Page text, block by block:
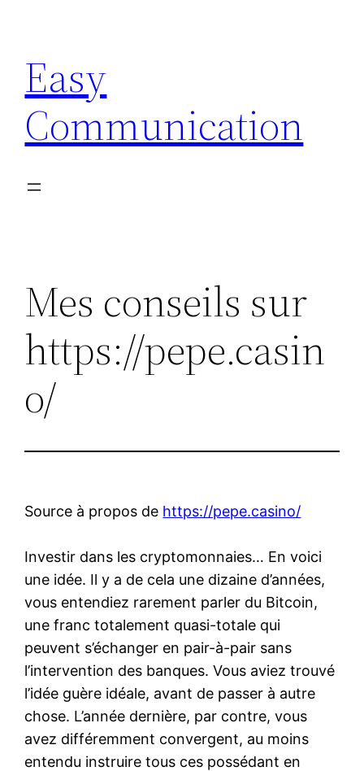
contenu
Easy
Communication
Mes conseils sur
https://pepe.casin
o/
Source à propos de https://pepe.casino/
Investir dans les cryptomonnaies… En voici
une idée. Il y a de cela une dizaine d’années,
vous entendiez rarement parler du Bitcoin,
une franc totalement quasi-totale qui
peuvent s’échanger en pair-à-pair sans
l’intervention des banques. Vous aviez trouvé
l’idée guère idéale, avant de passer à autre
chose. L’année dernière, par contre, vous
avez différemment convergent, au moins
entendu instruire tous ces possédant en